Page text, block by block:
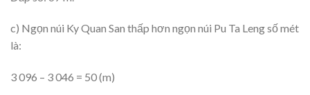
c) Ngọn núi Ky Quan San thấp hơn ngọn núi Pu Ta Leng số mét
là:
3 096 – 3 046 = 50 (m)